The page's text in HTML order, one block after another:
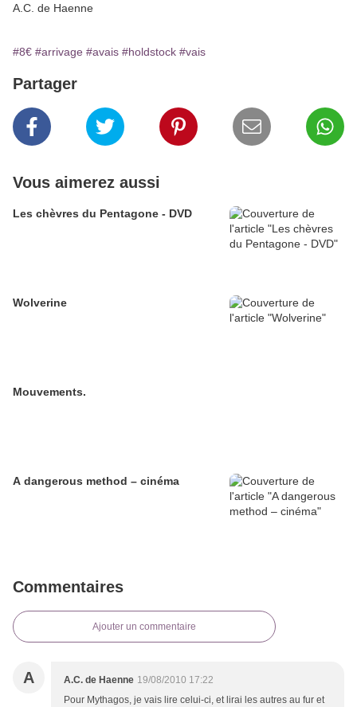
A.C. de Haenne
#8€ #arrivage #avais #holdstock #vais
Partager
Vous aimerez aussi
Les chèvres du Pentagone - DVD
Wolverine
Mouvements.
A dangerous method – cinéma
Commentaires
Ajouter un commentaire
A A.C. de Haenne 19/08/2010 17:22
Pour Mythagos, je vais lire celui-ci, et lirai les autres au fur et